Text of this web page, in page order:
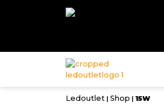
Ledoutlet | Shop | 15W